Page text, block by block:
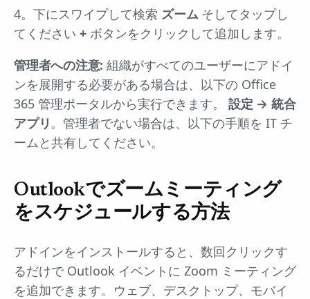
4。下にスワイプして検索 ズームそしてタップし
てください +ボタンをクリックして追加します。
管理者への注意: 組織がすべてのユーザーにアドイ
ンを展開する必要がある場合は、以下の Office
365 管理ポータルから実行できます。 設定 → 統合
アプリ。管理者でない場合は、以下の手順を IT チ
ームと共有してください。
Outlookでズームミーティング
をスケジュールする方法
アドインをインストールすると、数回クリックす
るだけで Outlook イベントに Zoom ミーティング
を追加できます。ウェブ、デスクトップ、モバイ